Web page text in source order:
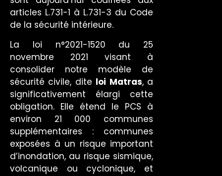
articles L.731-1 à L.731-3 du Code
de la sécurité intérieure.
La loi n°2021-1520 du 25
novembre 2021 visant à
consolider notre modèle de
sécurité civile, dite loi Matras, a
significativement élargi cette
obligation. Elle étend le PCS à
environ 21 000 communes
supplémentaires : communes
exposées à un risque important
d’inondation, au risque sismique,
volcanique ou cyclonique, et